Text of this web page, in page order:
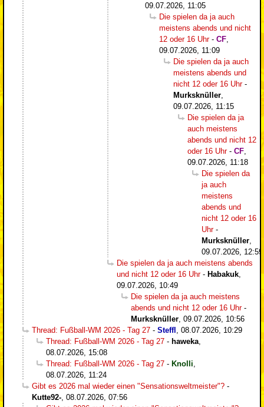
09.07.2026, 11:05
Die spielen da ja auch
meistens abends und nicht
12 oder 16 Uhr- CF
09.07.2026, 11:09
Die spielen da ja auch
meistens abends und
nicht 12 oder 16 Uhr-
Murksknüller
09.07.2026, 11:15
Die spielen da ja
auch meistens
abends und nicht 12
oder 16 Uhr- CF
09.07.2026, 11:18
Die spielen da
ja auch
meistens
abends und
nicht 12 oder 16
Uhr-
Murksknüller
09.07.2026, 12:59
Die spielen da ja auch meistens abends
und nicht 12 oder 16 Uhr- Habakuk
09.07.2026, 10:49
Die spielen da ja auch meistens
abends und nicht 12 oder 16 Uhr-
Murksknüller 09.07.2026, 10:56
Thread: Fußball-WM 2026 - Tag 27 - Steffl
08.07.2026, 10:29
Thread: Fußball-WM 2026 - Tag 27 - haweka
08.07.2026, 15:08
Thread: Fußball-WM 2026 - Tag 27 - Knolli
08.07.2026, 11:24
Gibt es 2026 mal wieder einen "Sensationsweltmeister"? -
Kutte92- 08.07.2026, 07:56